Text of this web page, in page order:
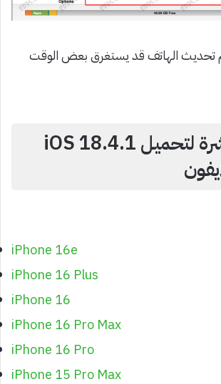
تحديث الهاتف قد يستغرق بعض الوقت
روابط مباشرة لتحميل iOS 18.4.1
iPhone 16e
iPhone 16 Plus
iPhone 16
iPhone 16 Pro Max
iPhone 16 Pro
iPhone 15 Pro Max